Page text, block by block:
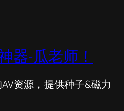
器-瓜老师！
资源，提供种子&磁力